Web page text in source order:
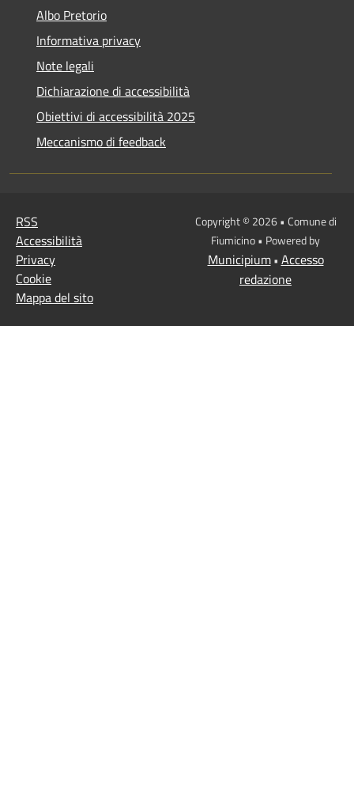
Albo Pretorio
Informativa privacy
Note legali
Dichiarazione di accessibilità
Obiettivi di accessibilità 2025
Meccanismo di feedback
RSS
Accessibilità
Privacy
Cookie
Mappa del sito
Copyright © 2026 • Comune di
Fiumicino • Powered by
Municipium• Accesso
redazione